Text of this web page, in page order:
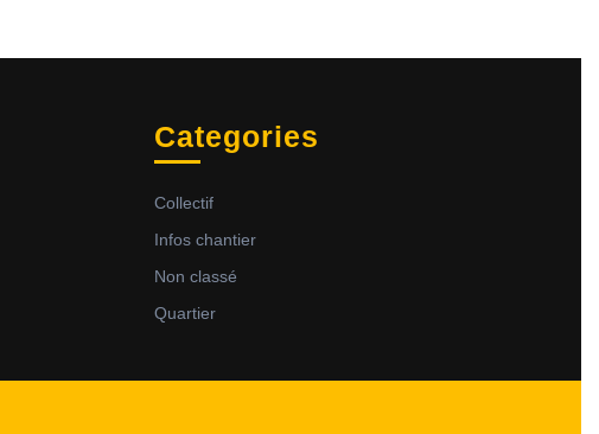
Categories
Collectif
Infos chantier
Non classé
Quartier